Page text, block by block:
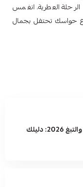
العطرية. انغمس
ودع حواسك تحتفل بجمال
عطور بنوتة الجلود والتبغ 2026: دليلك